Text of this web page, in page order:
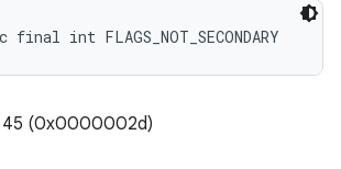
int FLAGS_NOT_SECONDARY
45 (0x0000002d)